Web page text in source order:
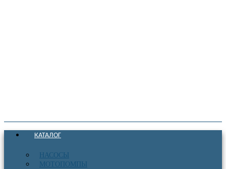
КАТАЛОГ
НАСОСЫ
МОТОПОМПЫ